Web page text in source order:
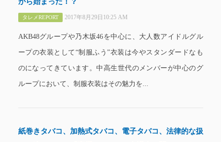
タレメREPORT 2017年8月29日10:25 AM
AKB48グループや乃木坂46を中心に、大人数アイドルグル
ープの衣装として“制服ふう”衣装は今やスタンダードなも
のになってきています。中高生世代のメンバーが中心のグ
ループにおいて、制服衣装はその魅力を...
紙巻きタバコ、加熱式タバコ、電子タバコ、法律的な扱